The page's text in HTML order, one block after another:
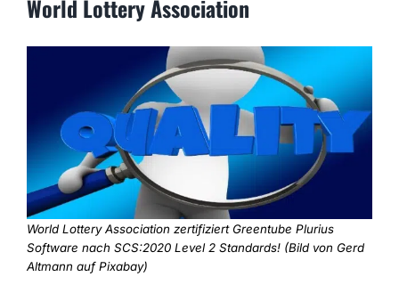
World Lottery Association
World Lottery Association zertifiziert Greentube Plurius
Software nach SCS:2020 Level 2 Standards! (Bild von Gerd
Altmann auf Pixabay)